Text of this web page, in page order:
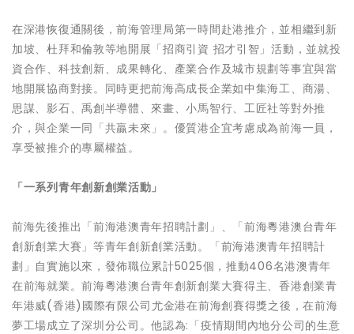
在深港恢復通關後，前海管理局第一時間赴港推介，並相繼到新
加坡、杜拜和倫敦等地開展「招商引資 招才引智」活動，並就投
資合作、科技創新、成果轉化、產業合作及城市規劃等事宜與當
地開展協商對接。同時更把前海高成長企業如中集海工、商湯、
思謀、影石、禹創半導體、來畫、小馬智行、工匠社等對外推
介，與企業一同「共贏未來」。優質港企宜考慮成為前海一員，
享受被推介的專屬權益。
「一系列青年創新創業活動」
前海先後推出「前海港澳青年招聘計劃」、「前海粵港澳台青年
創新創業大賽」等青年創新創業活動。「前海港澳青年招聘計
劃」自實施以來，發佈職位累計5025個，推動406名港澳青年
在前海就業。前海粵港澳台青年創新創業大賽得主、香港創業青
年港威(香港)國際有限公司尤金港在前海創賽得獎之後，在前海
夢工場成立了深圳分公司。他認為:「疫情期間內地分公司的生意